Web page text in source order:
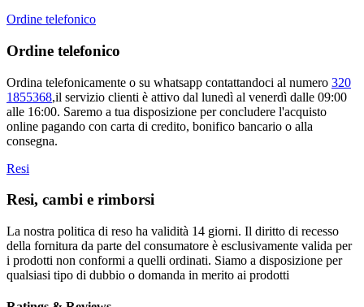
Ordine telefonico
Ordine telefonico
Ordina telefonicamente o su whatsapp contattandoci al numero 320
1855368,il servizio clienti è attivo dal lunedì al venerdì dalle 09:00
alle 16:00. Saremo a tua disposizione per concludere l'acquisto
online pagando con carta di credito, bonifico bancario o alla
consegna.
Resi
Resi, cambi e rimborsi
La nostra politica di reso ha validità 14 giorni. Il diritto di recesso
della fornitura da parte del consumatore è esclusivamente valida per
i prodotti non conformi a quelli ordinati. Siamo a disposizione per
qualsiasi tipo di dubbio o domanda in merito ai prodotti